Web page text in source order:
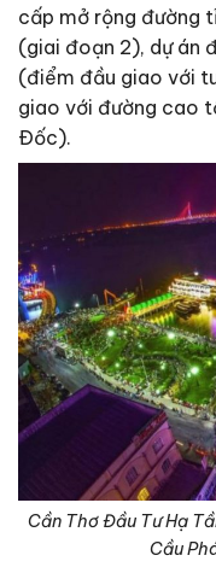
cấp mở rộng đường
(giai đoạn 2), dự án
(điểm đầu giao với
giao với đường cao
Ðốc).
Cần Thơ Đầu Tư Hạ
Cầu